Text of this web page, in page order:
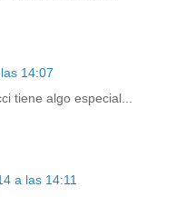
14:07
tiene algo especial...
a las 14:11